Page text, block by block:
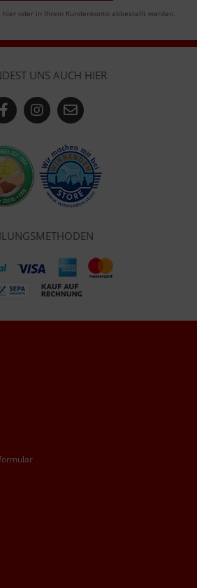
oder in Ihrem Kundenkonto abbestellt werden.
UNS AUCH HIER